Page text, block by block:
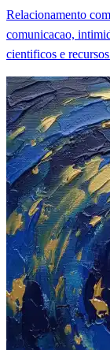
Relacionamento
comunicacao,
cientificos e